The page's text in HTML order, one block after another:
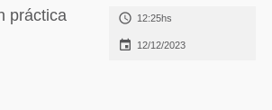
práctica  12:25hs
 12/12/2023